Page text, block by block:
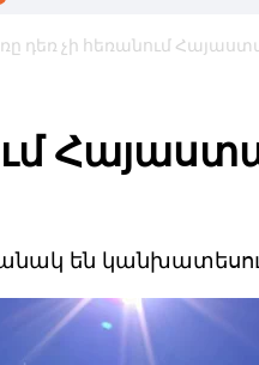
դեռ չի հեռանում
են